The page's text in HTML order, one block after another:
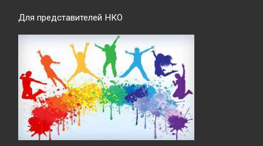
Для представителей НКО